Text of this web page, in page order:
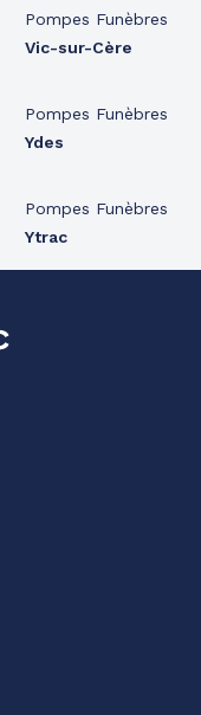
Pompes Funèbres
Vic-sur-Cère
Pompes Funèbres
Ydes
Pompes Funèbres
Ytrac